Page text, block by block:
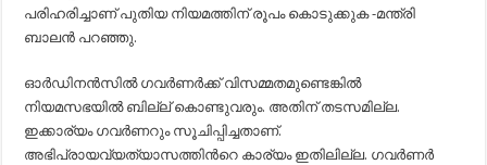
പരിഹരിച്ചാണ് പുതിയ നിയമത്തിന് രൂപം കൊടുക്കുക -മന്ത്രി
ബാലന്‍ പറഞ്ഞു.
ഓര്‍ഡിനന്‍സില്‍ ഗവര്‍ണര്‍ക്ക് വിസമ്മതമുണ്ടെങ്കില്‍
നിയമസഭയില്‍ ബില്ല് കൊണ്ടുവരും. അതിന് തടസമില്ല.
ഇക്കാര്യം ഗവര്‍ണറും സൂചിപ്പിച്ചതാണ്.
അഭിപ്രായവ്യത്യാസത്തിന്‍റെ കാര്യം ഇതിലില്ല. ഗവര്‍ണര്‍